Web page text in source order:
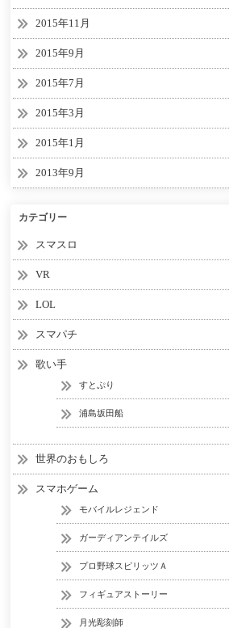
2015年11月
2015年9月
2015年7月
2015年3月
2015年1月
2013年9月
カテゴリー
スマスロ
VR
LOL
スマパチ
歌い手
すとぷり
浦島坂田船
世界のおもしろ
スマホゲーム
モバイルレジェンド
ガーディアンテイルズ
プロ野球スピリッツＡ
フィギュアストーリー
月光彫刻師